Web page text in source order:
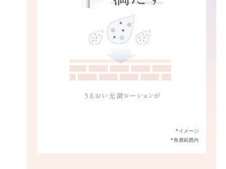
*イメージ
*角層範囲内